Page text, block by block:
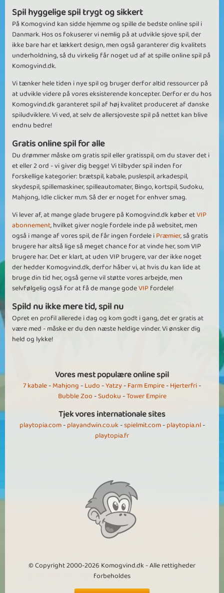
Spil hyggelige spil trygt og sikkert
På Komogvind kan sidde hjemme og spille de bedste online spil i
Danmark. Hos os fokuserer vi nemlig på at udvikle sjove spil, der
ikke bare har et lækkert design, men også garanterer dig kvalitets
underholdning, så du virkelig får noget ud af at spille online spil på
Komogvind.dk.
Vi tænker hele tiden i nye spil og bruger derfor altid ressourcer på
at udvikle videre på vores eksisterende koncepter. Derfor er du hos
Komogvind.dk garanteret spil af høj kvalitet produceret af danske
spiludviklere. Vi ved, at selv de allersjoveste spil på nettet kan blive
endnu bedre!
Gratis online spil for alle
Du drømmer måske om gratis spil eller gratisspil, om du staver det i
et eller 2 ord - vi giver dig begge! Vi tilbyder spil inden for
forskellige kategorier: brætspil, kabale, puslespil, arkadespil,
skydespil, spillemaskiner, spilleautomater, Bingo, kortspil, Sudoku,
Mahjong, Idle clicker m.m. Så der er noget for enhver smag.
Vi lever af, at mange glade brugere på Komogvind.dk køber etVIP
abonnement, hvilket giver nogle fordele inde på websitet, men
også i mange af vores spil, de får ingen fordele iPræmier, så gratis
brugere har altså lige så meget chance for at vinde her, som VIP
brugere har. Det er klart, at uden VIP brugere, var der ikke noget
der hedder Komogvind.dk, derfor håber vi, at hvis du kan lide at
bruge din tid her, også gerne vil støtte vores arbejde, men
selvfølgelig også for at få de mange godeVIPfordele!
Spild nu ikke mere tid, spil nu
Opret en profil allerede i dag og kom godt i gang, det er gratis at
være med - måske er du den næste heldige vinder. Vi ønsker dig
held og lykke!
Vores mest populære online spil
7 kabale-Mahjong-Ludo-Yatzy-Farm Empire-Hjerterfri-
Bubble Zoo-Sudoku-Tower Empire
Tjek vores internationale sites
playtopia.com-playandwin.co.uk-spielmit.com-playtopia.nl-
playtopia.fr
© Copyright 2000-2026 Komogvind.dk - Alle rettigheder
forbeholdes